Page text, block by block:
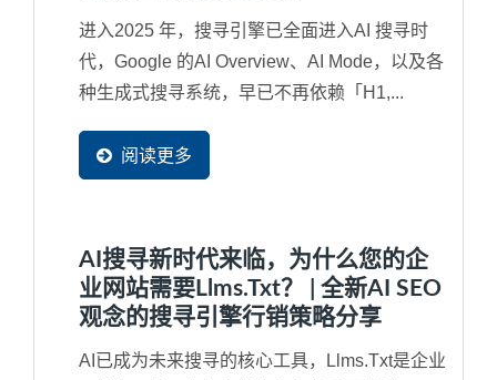
进入2025 年，搜寻引擎已全面进入AI 搜寻时
代，Google 的AI Overview、AI Mode，以及各
种生成式搜寻系统，早已不再依赖「H1,...
阅读更多
AI搜寻新时代来临，为什么您的企
业网站需要llms.txt？ | 全新AI SEO
观念的搜寻引擎行销策略分享
AI已成为未来搜寻的核心工具，llms.txt是企业